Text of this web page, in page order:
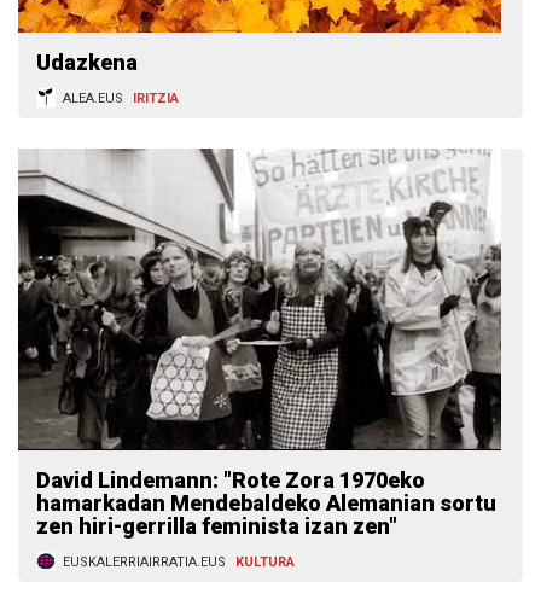
Udazkena
ALEA.EUS IRITZIA
David Lindemann: "Rote Zora 1970eko
hamarkadan Mendebaldeko Alemanian sortu
zen hiri-gerrilla feminista izan zen"
EUSKALERRIAIRRATIA.EUS KULTURA